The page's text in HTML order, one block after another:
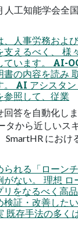
人工知能学会全
人事労務およ
支えるべく、 様
ています。 AI-
書の内容を読み
。 AI アシスタ
参照して、従業
回答を自動化し
タから近しいス
SmartHR におけ
られる「ローン
がない。 理想 ロ
をなるべく高
検証・改善した
既存手法の多く